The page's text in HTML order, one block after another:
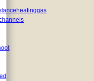
heatinggas